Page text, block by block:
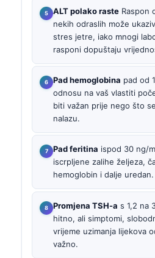
ALT polako raste Raspon
nekih odraslih može
stres jetre, iako mnogi
rasponi dopuštaju
Pad hemoglobina pad od
odnosu na vaš vlastiti
biti važan prije nego što
nalazu.
Pad feritina ispod 30 ng/
iscrpljene zalihe željeza,
hemoglobin i dalje uredan.
Promjena TSH-a s 1,2 na
hitno, ali simptomi,
vrijeme uzimanja lijekova
važno.